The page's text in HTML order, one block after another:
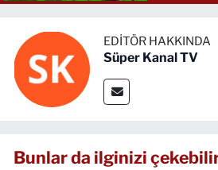
EDITÖR HAKKINDA
Süper Kanal TV
Bunlar da ilginizi